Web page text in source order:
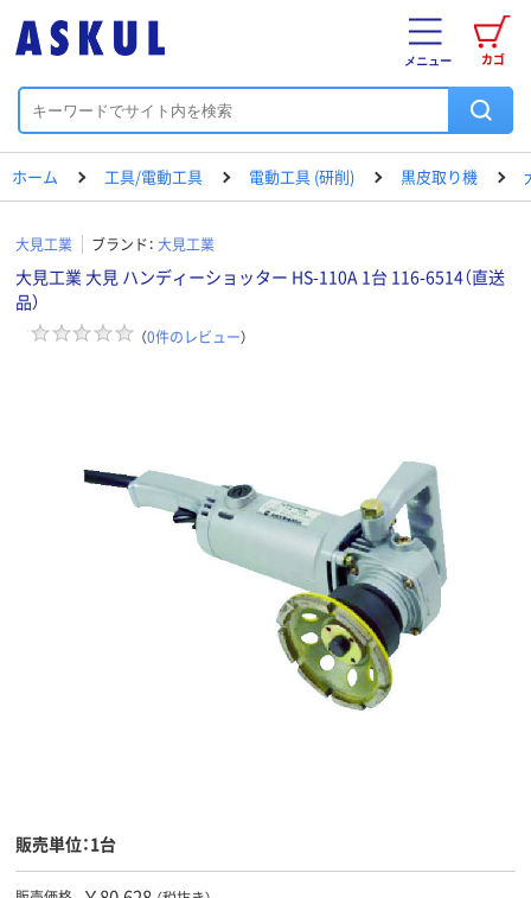
カゴ
メニュー
ホーム 工具/電動工具 電動工具 (研削) 黒皮取り機
大見工業 ブランド： 大見工業
大見工業 大見 ハンディーショッター HS-110A 1台 116-6514（直送
品）
（0件のレビュー）
販売単位：1台